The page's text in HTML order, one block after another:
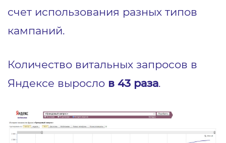
счет использования разных типов
кампаний.
Количество витальных запросов в
Яндексе выросло в 43 раза.